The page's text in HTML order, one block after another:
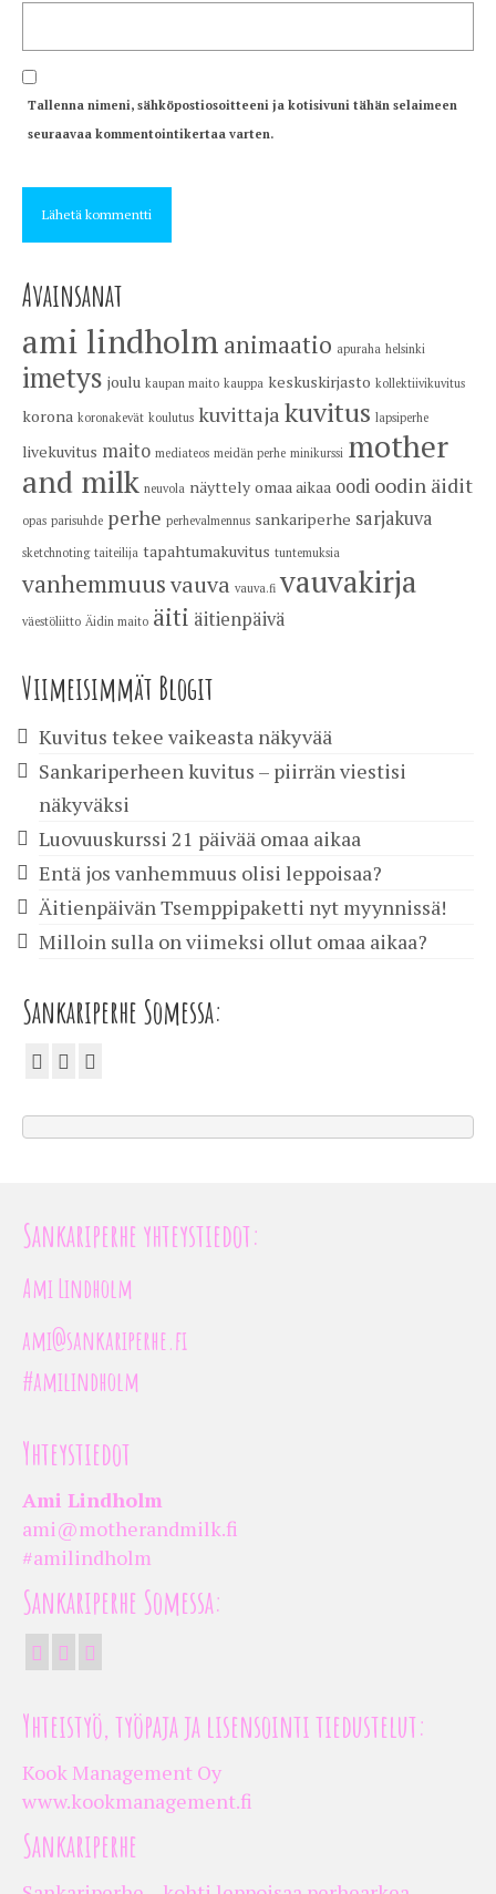
Tallenna nimeni, sähköpostiosoitteeni ja kotisivuni tähän selaimeen
seuraavaa kommentointikertaa varten.
Avainsanat
ami lindholm animaatio apuraha helsinki
imetys joulu kaupan maito kauppa keskuskirjasto kollektiivikuvitus
korona koronakevät koulutus kuvittaja kuvitus lapsiperhe
livekuvitus maito mediateos meidän perhe minikurssi mother
and milk neuvola näyttely omaa aikaa oodi oodin äidit
opas parisuhde perhe perhevalmennus sankariperhe sarjakuva
sketchnoting taiteilija tapahtumakuvitus tuntemuksia
vanhemmuusvauva vauva.fi vauvakirja
väestöliitto Äidin maito äiti äitienpäivä
Viimeisimmät Blogit
Kuvitus tekee vaikeasta näkyvää
Sankariperheen kuvitus – piirrän viestisi
näkyväksi
Luovuuskurssi 21 päivää omaa aikaa
Entä jos vanhemmuus olisi leppoisaa?
Äitienpäivän Tsemppipaketti nyt myynnissä!
Milloin sulla on viimeksi ollut omaa aikaa?
Sankariperhe Somessa:
Sankariperhe yhteystiedot:
Ami Lindholm
ami@sankariperhe.fi
#amilindholm
Yhteystiedot
Ami Lindholm
ami@motherandmilk.fi
#amilindholm
Sankariperhe Somessa:
Yhteistyö, työpaja ja lisensointi tiedustelut:
Kook Management Oy
www.kookmanagement.fi
Sankariperhe